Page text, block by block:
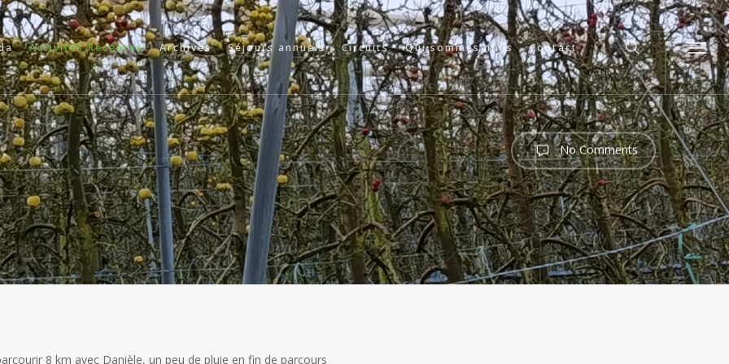
Activités Récentes Archives Séjours annuels Circuits Qui sommes nous Contact
search
Menu
No Comments
8 km avec Danièle, un peu de pluie en fin de parcours